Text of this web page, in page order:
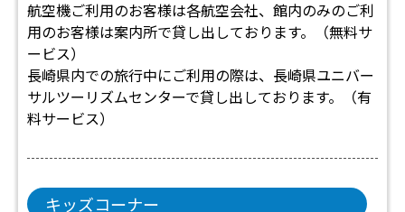
航空機ご利用のお客様は各航空会社、館内のみのご利
用のお客様は案内所で貸し出しております。（無料サ
ービス）
長崎県内での旅行中にご利用の際は、長崎県ユニバー
サルツーリズムセンターで貸し出しております。（有
料サービス）
キッズコーナー